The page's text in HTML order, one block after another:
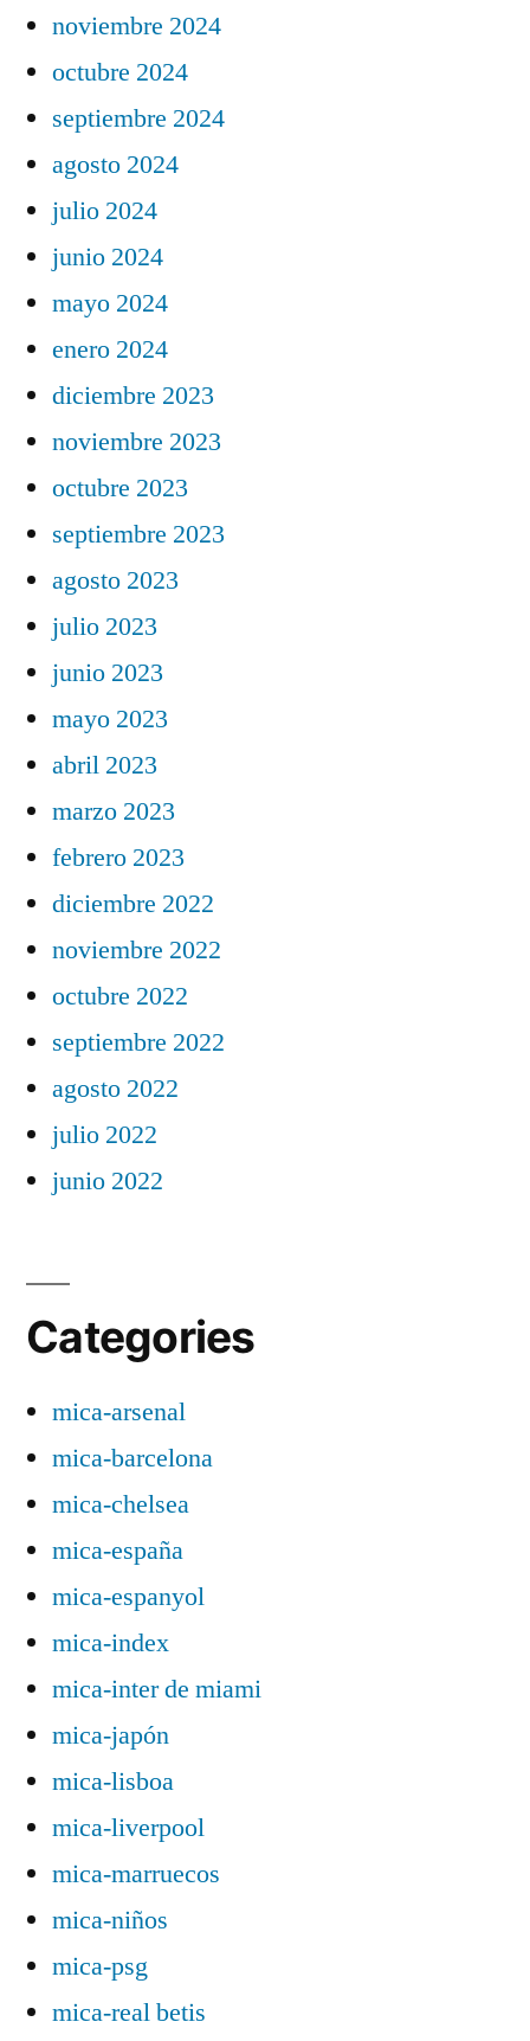
noviembre 2024
octubre 2024
septiembre 2024
agosto 2024
julio 2024
junio 2024
mayo 2024
enero 2024
diciembre 2023
noviembre 2023
octubre 2023
septiembre 2023
agosto 2023
julio 2023
junio 2023
mayo 2023
abril 2023
marzo 2023
febrero 2023
diciembre 2022
noviembre 2022
octubre 2022
septiembre 2022
agosto 2022
julio 2022
junio 2022
Categories
mica-arsenal
mica-barcelona
mica-chelsea
mica-españa
mica-espanyol
mica-index
mica-inter de miami
mica-japón
mica-lisboa
mica-liverpool
mica-marruecos
mica-niños
mica-psg
mica-real betis